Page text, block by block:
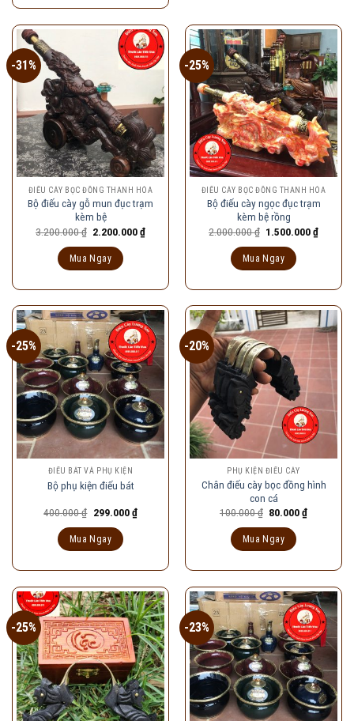
-31%
ĐIẾU CÀY BỌC ĐỒNG THANH HÓA
Bộ điếu cày gỗ mun đục trạm
kèm bệ
3.200.000₫ Giá
3.200.000 ₫.
2.200.000₫Giá
Mua Ngay
-25%
ĐIẾU CÀY BỌC ĐỒNG THANH HÓA
Bộ điếu cày ngọc đục trạm
kèm bệ rồng
2.000.000₫ Giá
2.000.000 ₫.
1.500.000₫Giá
Mua Ngay
-25%
ĐIẾU BÁT VÀ PHỤ KIỆN
Bộ phụ kiện điếu bát
400.000₫ Giá
là:
400.000 ₫.
299.000₫Giá
hiện
Mua Ngay
-20%
PHỤ KIỆN ĐIẾU CÀY
Chân điếu cày bọc đồng hình
con cá
100.000₫ Giá
100.000 ₫.
80.000₫Giá
Mua Ngay
-25% -23%